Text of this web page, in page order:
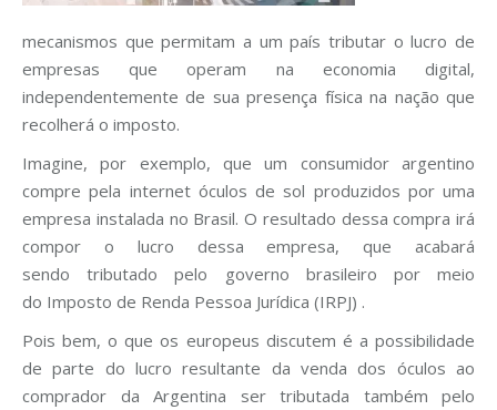
mecanismos que permitam a um país tributar o lucro de
empresas que operam na economia digital,
independentemente de sua presença física na nação que
recolherá o imposto.
Imagine, por exemplo, que um consumidor argentino
compre pela internet óculos de sol produzidos por uma
empresa instalada no Brasil. O resultado dessa compra irá
compor o lucro dessa empresa, que acabará
sendo tributado pelo governo brasileiro por meio
do Imposto de Renda Pessoa Jurídica (IRPJ) .
Pois bem, o que os europeus discutem é a possibilidade
de parte do lucro resultante da venda dos óculos ao
comprador da Argentina ser tributada também pelo